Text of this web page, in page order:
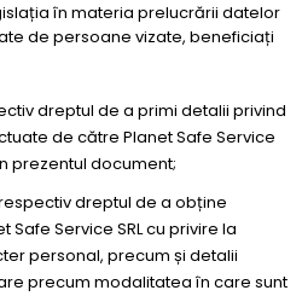
în materia prelucrării datelor
de persoane vizate, beneficiați
dreptul de a primi detalii privind
de către Planet Safe Service
prezentul document;
dreptul de a obține
Service SRL cu privire la
personal, precum și detalii
precum modalitatea în care sunt